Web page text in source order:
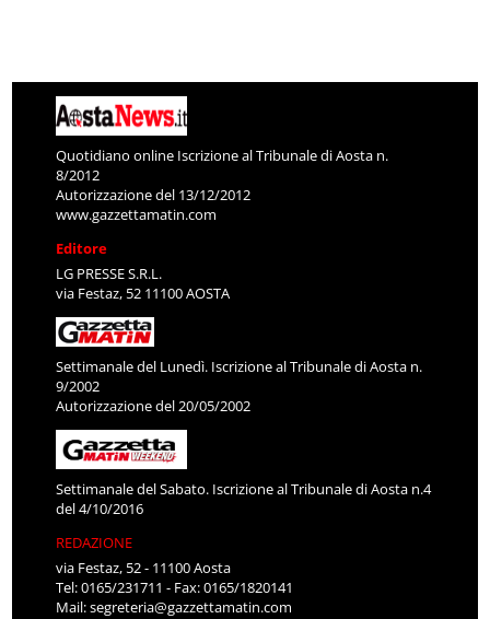
Quotidiano online Iscrizione al Tribunale di Aosta n.
8/2012
Autorizzazione del 13/12/2012
www.gazzettamatin.com
Editore
LG PRESSE S.R.L.
via Festaz, 52 11100 AOSTA
Settimanale del Lunedì. Iscrizione al Tribunale di Aosta n.
9/2002
Autorizzazione del 20/05/2002
Settimanale del Sabato. Iscrizione al Tribunale di Aosta n.4
del 4/10/2016
REDAZIONE
via Festaz, 52 - 11100 Aosta
Tel: 0165/231711 - Fax: 0165/1820141
Mail:segreteria@gazzettamatin.com